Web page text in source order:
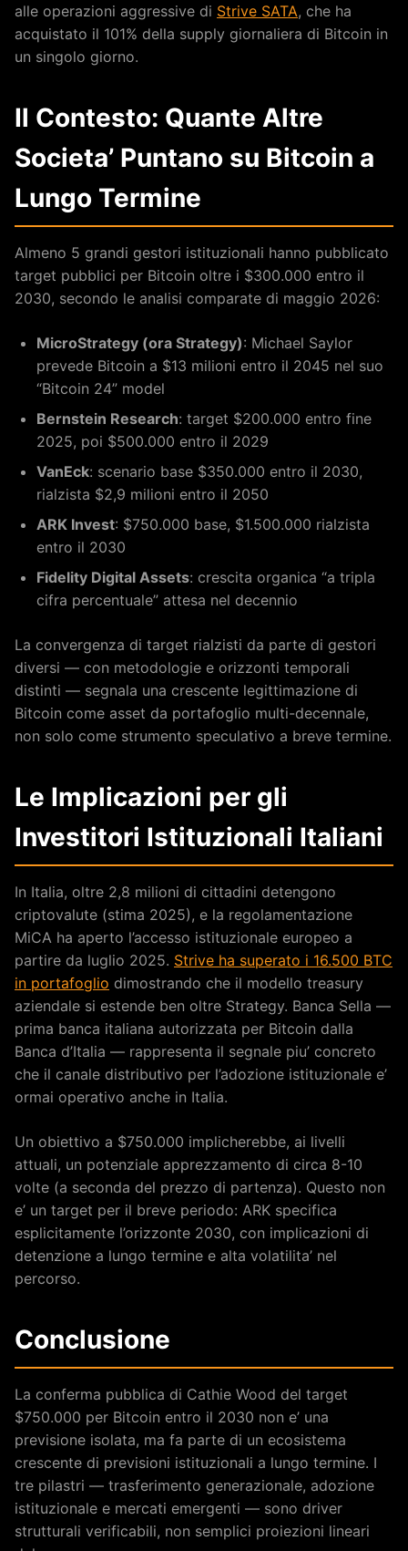
alle operazioni aggressive di Strive SATA, che ha
acquistato il 101% della supply giornaliera di Bitcoin in
un singolo giorno.
Il Contesto: Quante Altre
Societa’ Puntano su Bitcoin a
Lungo Termine
Almeno 5 grandi gestori istituzionali hanno pubblicato
target pubblici per Bitcoin oltre i $300.000 entro il
2030, secondo le analisi comparate di maggio 2026:
MicroStrategy (ora Strategy): Michael Saylor
prevede Bitcoin a $13 milioni entro il 2045 nel suo
“Bitcoin 24” model
Bernstein Research: target $200.000 entro fine
2025, poi $500.000 entro il 2029
VanEck: scenario base $350.000 entro il 2030,
rialzista $2,9 milioni entro il 2050
ARK Invest: $750.000 base, $1.500.000 rialzista
entro il 2030
Fidelity Digital Assets: crescita organica “a tripla
cifra percentuale” attesa nel decennio
La convergenza di target rialzisti da parte di gestori
diversi — con metodologie e orizzonti temporali
distinti — segnala una crescente legittimazione di
Bitcoin come asset da portafoglio multi-decennale,
non solo come strumento speculativo a breve termine.
Le Implicazioni per gli
Investitori Istituzionali Italiani
In Italia, oltre 2,8 milioni di cittadini detengono
criptovalute (stima 2025), e la regolamentazione
MiCA ha aperto l’accesso istituzionale europeo a
partire da luglio 2025. Strive ha superato i 16.500 BTC
in portafoglio dimostrando che il modello treasury
aziendale si estende ben oltre Strategy. Banca Sella —
prima banca italiana autorizzata per Bitcoin dalla
Banca d’Italia — rappresenta il segnale piu’ concreto
che il canale distributivo per l’adozione istituzionale e’
ormai operativo anche in Italia.
Un obiettivo a $750.000 implicherebbe, ai livelli
attuali, un potenziale apprezzamento di circa 8-10
volte (a seconda del prezzo di partenza). Questo non
e’ un target per il breve periodo: ARK specifica
esplicitamente l’orizzonte 2030, con implicazioni di
detenzione a lungo termine e alta volatilita’ nel
percorso.
Conclusione
La conferma pubblica di Cathie Wood del target
$750.000 per Bitcoin entro il 2030 non e’ una
previsione isolata, ma fa parte di un ecosistema
crescente di previsioni istituzionali a lungo termine. I
tre pilastri — trasferimento generazionale, adozione
istituzionale e mercati emergenti — sono driver
strutturali verificabili, non semplici proiezioni lineari